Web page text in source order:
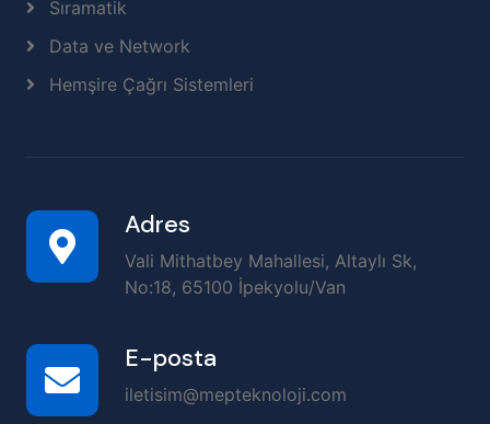
Sıramatik
Data ve Network
Hemşire Çağrı Sistemleri
Adres
Vali Mithatbey Mahallesi, Altaylı Sk,
No:18, 65100 İpekyolu/Van
E-posta
iletisim@mepteknoloji.com